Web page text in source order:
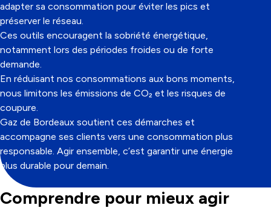
adapter sa consommation pour éviter les pics et
préserver le réseau.
Ces outils encouragent la sobriété énergétique,
notamment lors des périodes froides ou de forte
demande.
En réduisant nos consommations aux bons moments,
nous limitons les émissions de CO₂ et les risques de
coupure.
Gaz de Bordeaux soutient ces démarches et
accompagne ses clients vers une consommation plus
responsable. Agir ensemble, c’est garantir une énergie
plus durable pour demain.
Comprendre pour mieux agir